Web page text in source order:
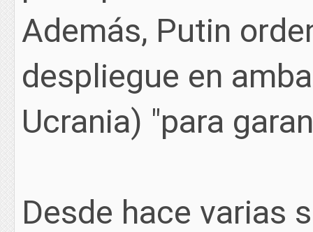
Además, Putin
despliegue en
Ucrania) "para
Desde hace varias